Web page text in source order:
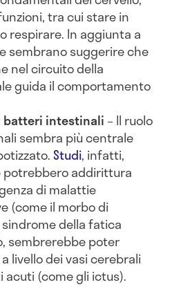
tra cui stare in
respirare. In aggiunta a
sembrano suggerire che
nel circuito della
guida il comportamento
batteri intestinali – Il ruolo
sembra più centrale
Studi, infatti,
potrebbero addirittura
di malattie
(come il morbo di
della fatica
sembrerebbe poter
livello dei vasi cerebrali
acuti (come gli ictus).